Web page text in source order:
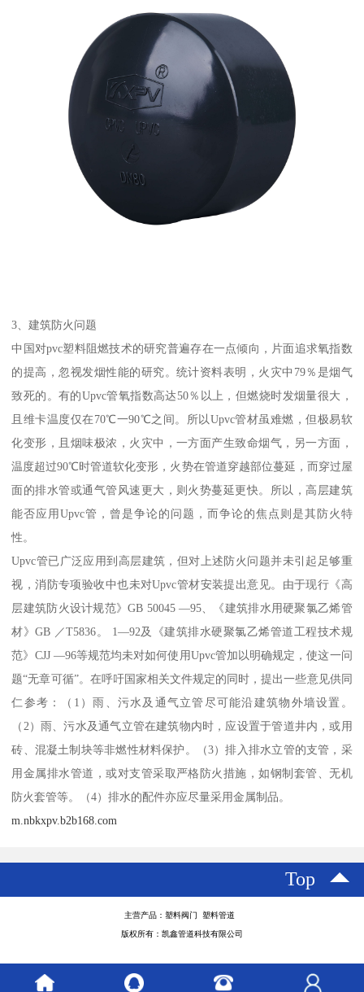
3、建筑防火问题
中国对pvc塑料阻燃技术的研究普遍存在一点倾向，片面追求氧指数
的提高，忽视发烟性能的研究。统计资料表明，火灾中79％是烟气
致死的。有的Upvc管氧指数高达50％以上，但燃烧时发烟量很大，
且维卡温度仅在70℃一90℃之间。所以Upvc管材虽难燃，但极易软
化变形，且烟味极浓，火灾中，一方面产生致命烟气，另一方面，
温度超过90℃时管道软化变形，火势在管道穿越部位蔓延，而穿过屋
面的排水管或通气管风速更大，则火势蔓延更快。所以，高层建筑
能否应用Upvc管，曾是争论的问题，而争论的焦点则是其防火特
性。
Upvc管已广泛应用到高层建筑，但对上述防火问题并未引起足够重
视，消防专项验收中也未对Upvc管材安装提出意见。由于现行《高
层建筑防火设计规范》GB 50045 —95、《建筑排水用硬聚氯乙烯管
材》GB ／T5836。 1—92及《建筑排水硬聚氯乙烯管道工程技术规
范》CJJ —96等规范均未对如何使用Upvc管加以明确规定，使这一问
题“无章可循”。在呼吁国家相关文件规定的同时，提出一些意见供同
仁参考：（1）雨、污水及通气立管尽可能沿建筑物外墙设置。
（2）雨、污水及通气立管在建筑物内时，应设置于管道井内，或用
砖、混凝土制块等非燃性材料保护。（3）排入排水立管的支管，采
用金属排水管道，或对支管采取严格防火措施，如钢制套管、无机
防火套管等。（4）排水的配件亦应尽量采用金属制品。
m.nbkxpv.b2b168.com
Top
主营产品：塑料阀门 塑料管道
版权所有：凯鑫管道科技有限公司